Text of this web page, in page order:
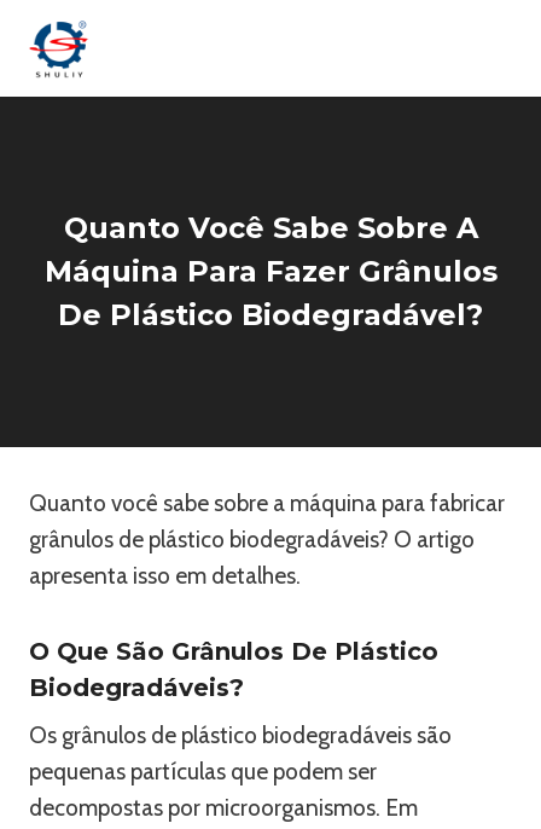
Quanto Você Sabe Sobre A
Máquina Para Fazer Grânulos
De Plástico Biodegradável?
Quanto você sabe sobre a máquina para fabricar
grânulos de plástico biodegradáveis? O artigo
apresenta isso em detalhes.
O Que São Grânulos De Plástico
Biodegradáveis?
Os grânulos de plástico biodegradáveis ​​são
pequenas partículas que podem ser
decompostas por microorganismos. Em